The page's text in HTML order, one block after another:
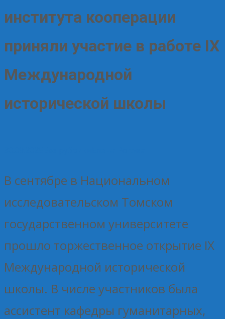
института кооперации
приняли участие в работе IX
Международной
исторической школы
В сентябре в Национальном
исследовательском Томском
государственном университете
прошло торжественное открытие IX
Международной исторической
школы. В числе участников была
ассистент кафедры гуманитарных,